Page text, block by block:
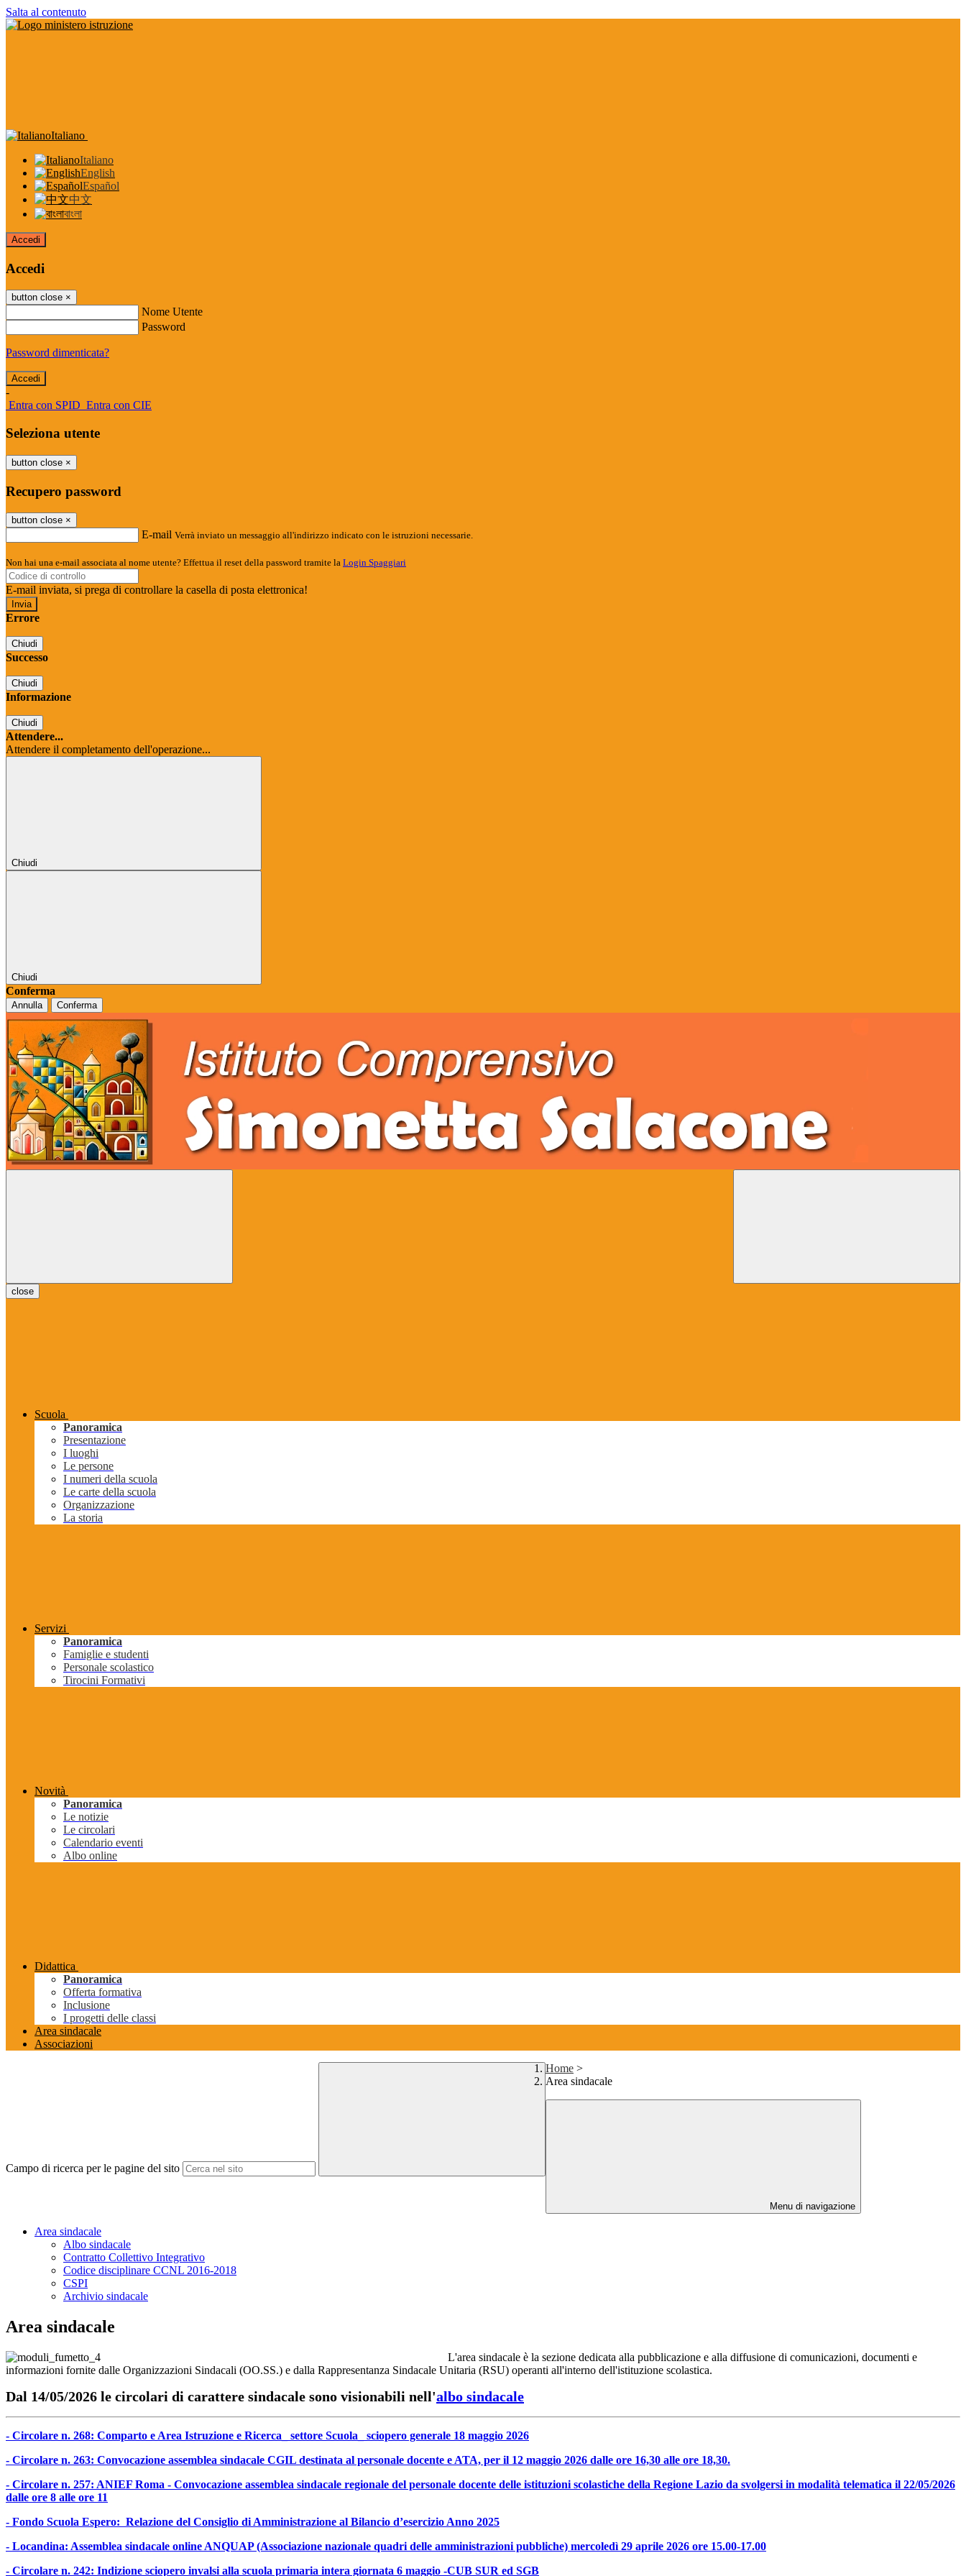
Salta al contenuto
Italiano
Italiano
English
Español
中文
বাংলা
Accedi
Accedi
button close ×
Nome Utente
Password
Password dimenticata?
-
Entra con SPID Entra con CIE
Seleziona utente
button close ×
Recupero password
button close ×
E-mail Verrà inviato un messaggio all'indirizzo indicato con le istruzioni necessarie.
Non hai una e-mail associata al nome utente? Effettua il reset della password tramite la Login Spaggiari
E-mail inviata, si prega di controllare la casella di posta elettronica!
Errore
Chiudi
Successo
Chiudi
Informazione
Chiudi
Attendere...
Attendere il completamento dell'operazione...
Chiudi
Chiudi
Conferma
Annulla Conferma
close
Scuola
Panoramica
Presentazione
I luoghi
Le persone
I numeri della scuola
Le carte della scuola
Organizzazione
La storia
Servizi
Panoramica
Famiglie e studenti
Personale scolastico
Tirocini Formativi
Novità
Panoramica
Le notizie
Le circolari
Calendario eventi
Albo online
Didattica
Panoramica
Offerta formativa
Inclusione
I progetti delle classi
Area sindacale
Associazioni
Campo di ricerca per le pagine del sito
Home >
Area sindacale
Menu di navigazione
Area sindacale
Albo sindacale
Contratto Collettivo Integrativo
Codice disciplinare CCNL 2016-2018
CSPI
Archivio sindacale
Area sindacale
L'area sindacale è la sezione dedicata alla pubblicazione e alla diffusione di comunicazioni, documenti e
informazioni fornite dalle Organizzazioni Sindacali (OO.SS.) e dalla Rappresentanza Sindacale Unitaria (RSU) operanti all'interno dell'istituzione scolastica.
Dal 14/05/2026 le circolari di carattere sindacale sono visionabili nell'albo sindacale
- Circolare n. 268: Comparto e Area Istruzione e Ricerca_ settore Scuola_ sciopero generale 18 maggio 2026
- Circolare n. 263: Convocazione assemblea sindacale CGIL destinata al personale docente e ATA, per il 12 maggio 2026 dalle ore 16,30 alle ore 18,30.
- Circolare n. 257: ANIEF Roma - Convocazione assemblea sindacale regionale del personale docente delle istituzioni scolastiche della Regione Lazio da svolgersi in modalità telematica il 22/05/2026
dalle ore 8 alle ore 11
- Fondo Scuola Espero: Relazione del Consiglio di Amministrazione al Bilancio d’esercizio Anno 2025
- Locandina: Assemblea sindacale online ANQUAP (Associazione nazionale quadri delle amministrazioni pubbliche) mercoledì 29 aprile 2026 ore 15.00-17.00
- Circolare n. 242: Indizione sciopero invalsi alla scuola primaria intera giornata 6 maggio -CUB SUR ed SGB